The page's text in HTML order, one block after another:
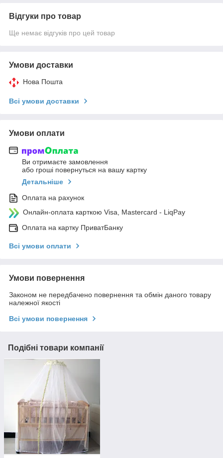
Відгуки про товар
Ще немає відгуків про цей товар
Умови доставки
Нова Пошта
Всі умови доставки
Умови оплати
Ви отримаєте замовлення
або гроші повернуться на вашу картку
Детальніше
Оплата на рахунок
Онлайн-оплата карткою Visa, Mastercard - LiqPay
Оплата на картку ПриватБанку
Всі умови оплати
Умови повернення
Законом не передбачено повернення та обмін даного товару
належної якості
Всі умови повернення
Подібні товари компанії